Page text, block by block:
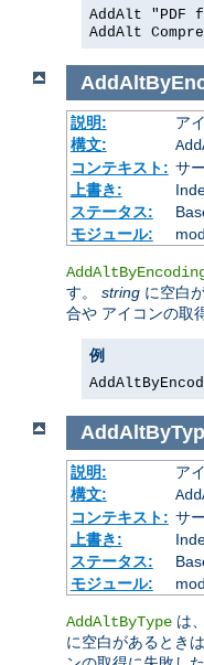
AddAlt
AddAlt
説明:
ア
構文:
コンテキスト: サ
上書き:
ステータス:
モジュール:
す。 string に空白
合や アイコンの取
例
説明:
ア
構文:
コンテキスト: サ
上書き:
ステータス:
モジュール:
AddAltByType は、
に空白があるとき